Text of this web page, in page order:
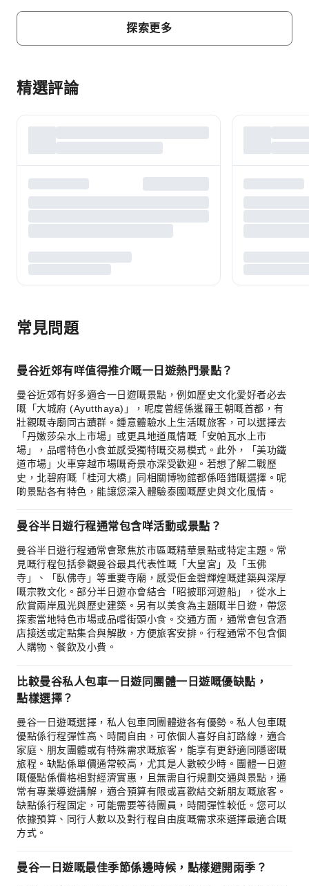
探索更多
精選評論
常見問題
曼谷近郊有咩值得推介嘅一日遊熱門景點？
曼谷近郊有好多適合一日遊嘅景點，例如歷史文化愛好者必去
嘅「大城府 (Ayutthaya)」，呢度曾經係暹羅王朝嘅首都，有
壯觀嘅寺廟同古蹟群。鍾意體驗水上生活嘅旅客，可以選擇去
「丹嫩莎朵水上市場」或更具地道風情嘅「安帕瓦水上市
場」，品嚐特色小食並感受獨特嘅交易模式。此外，「美功鐵
道市場」火車穿越市場嘅奇景亦深受歡迎。若想了解二戰歷
史，北碧府嘅「桂河大橋」同相關博物館都係唔錯嘅選擇。呢
啲景點各有特色，能讓您深入體驗泰國嘅歷史與文化風情。
曼谷半日遊行程通常包含咩活動或景點？
曼谷半日遊行程通常會聚焦於市區嘅精華景點或特定主題。常
見嘅行程包括參觀曼谷最具代表性嘅「大皇宮」及「玉佛
寺」、「臥佛寺」等重要寺廟，感受佢金碧輝煌嘅建築與深厚
嘅宗教文化。部分半日遊亦會結合「昭披耶河遊船」，從水上
欣賞兩岸風光與歷史建築。另有以美食為主題嘅半日遊，帶您
探索當地特色市場或品嚐街頭小食。交通方面，通常會包含酒
店接送或定點集合與解散，方便旅客安排。行程通常不包含個
人購物、餐飲及小費。
比較曼谷私人包車一日遊同團體一日遊嘅優缺點，
點樣選擇？
曼谷一日遊嘅選擇，私人包車同團體遊各有優勢。私人包車嘅
優點係行程彈性高、時間自由，可依個人喜好自訂路線，適合
家庭、朋友團體或有特殊需求嘅旅客，能享有更舒適同隱密嘅
旅程。缺點係單價通常較高，尤其是人數較少時。團體一日遊
嘅優點係價格相對經濟實惠，且無需自行規劃交通與景點，通
常有專業導遊講解，適合預算有限或喜歡結交新朋友嘅旅客。
缺點係行程固定，可能需要等待團員，時間彈性較低。您可以
依據預算、同行人數以及對行程自由度嘅需求來選擇最適合嘅
方式。
曼谷一日遊嘅最佳季節係邊時候，點樣避開雨季？